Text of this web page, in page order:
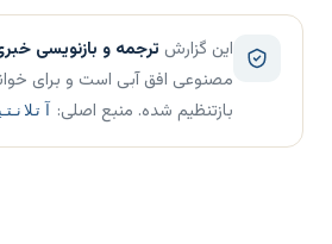
این گزارش ترجمه و بازنویسی
مصنوعی افق آبی است و برای
بازتنظیم شده. منبع اصلی: